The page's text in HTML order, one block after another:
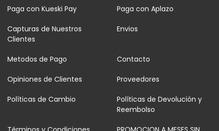
Paga con Kueski Pay Paga con Aplazo
Capturas de Nuestros
Clientes
Envios
Metodos de Pago Contacto
Opiniones de Clientes Proveedores
Políticas de Cambio
Políticas de Devolución y
Reembolso